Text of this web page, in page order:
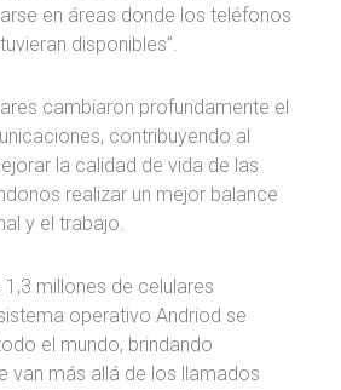
en áreas donde los teléfonos
disponibles”.
cambiaron profundamente el
contribuyendo al
la calidad de vida de las
realizar un mejor balance
y el trabajo.
millones de celulares
operativo Andriod se
el mundo, brindando
van más allá de los llamados